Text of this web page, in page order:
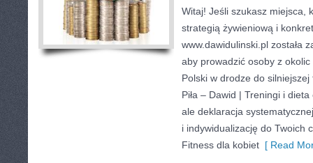
Witaj! Jeśli szukasz miejsca,
strategią żywieniową i
www.dawidulinski.pl została
aby prowadzić osoby z okolic
Polski w drodze do
Piła – Dawid | Treningi i
ale deklaracja
i indywidualizację do Twoich
Fitness dla kobiet [ Read